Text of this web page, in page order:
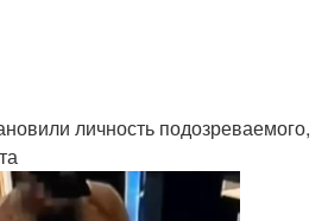
личность подозреваемого,